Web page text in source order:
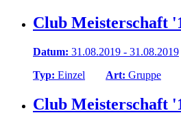
Club Meisterschaft
Datum: 31.08.2019 - 31.08.2019
Typ: Einzel Art: Gruppe
Club Meisterschaft